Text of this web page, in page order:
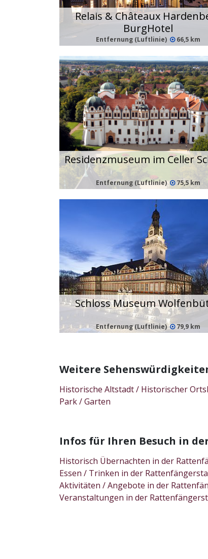
Relais & Châteaux
BurgHotel
Entfernung (Luftlinie) 66,5 km
Residenzmuseum im Celler
Entfernung (Luftlinie) 75,5 km
Schloss Museum
Entfernung (Luftlinie) 79,9 km
Weitere
Historische Altstadt / Historischer
Park / Garten
Infos für Ihren Besuch in
Historisch Übernachten in der
Essen / Trinken in der
Aktivitäten / Angebote in der
Veranstaltungen in der